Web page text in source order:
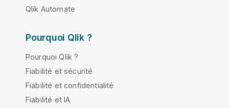
Qlik Automate
Pourquoi Qlik ?
Pourquoi Qlik ?
Fiabilité et sécurité
Fiabilité et confidentialité
Fiabilité et IA